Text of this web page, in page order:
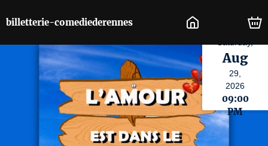
billetterie-comediederennes
Aug
29,
2026
09:00
PM